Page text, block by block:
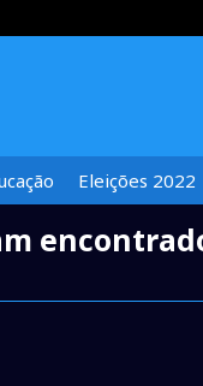
Eleições 2022